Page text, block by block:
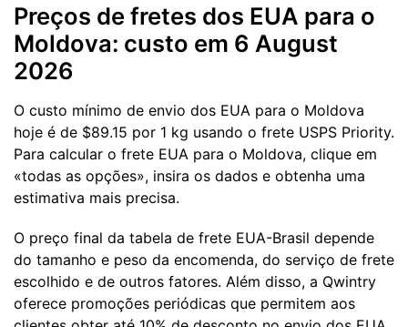
Preços de fretes dos EUA para o
Moldova: custo em 6 August
2026
O custo mínimo de envio dos EUA para o Moldova
hoje é de $89.15 por 1 kg usando o frete USPS Priority.
Para calcular o frete EUA para o Moldova, clique em
«todas as opções», insira os dados e obtenha uma
estimativa mais precisa.
O preço final da tabela de frete EUA-Brasil depende
do tamanho e peso da encomenda, do serviço de frete
escolhido e de outros fatores. Além disso, a Qwintry
oferece promoções periódicas que permitem aos